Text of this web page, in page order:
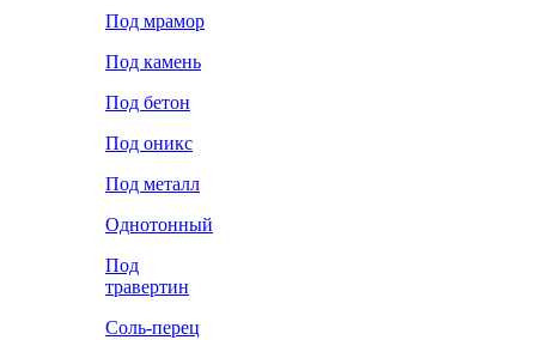
Под мрамор
Под камень
Под бетон
Под оникс
Под металл
Однотонный
Под
травертин
Соль-перец